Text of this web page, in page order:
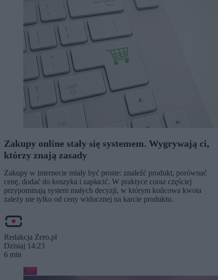
Zakupy online stały się systemem. Wygrywają ci,
którzy znają zasady
Zakupy w internecie miały być proste: znaleźć produkt, porównać
cenę, dodać do koszyka i zapłacić. W praktyce coraz częściej
przypominają system małych decyzji, w którym końcowa kwota
zależy nie tylko od ceny widocznej na karcie produktu.
Redakcja Zero.pl
Dzisiaj 14:23
6 min
Kraj